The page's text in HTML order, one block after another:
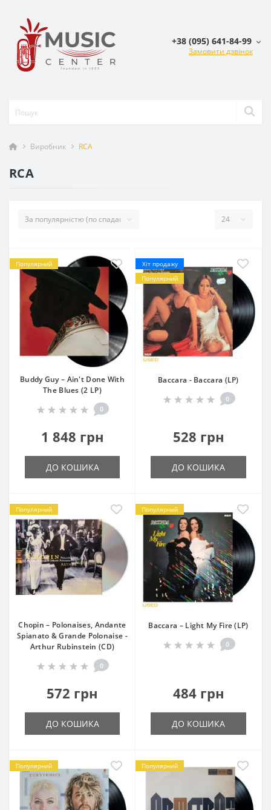
+38 (095) 641-84-99
Замовити дзвінок
Виробник RCA
RCA
Популярний
Buddy Guy – Ain't Done With
The Blues (2 LP)
0
1 848 грн
ДО КОШИКА
Хіт продажу
Популярний
Baccara - Baccara (LP)
0
528 грн
ДО КОШИКА
Популярний
Chopin – Polonaises, Andante
Spianato & Grande Polonaise -
Arthur Rubinstein (CD)
0
572 грн
ДО КОШИКА
Популярний
Baccara – Light My Fire (LP)
0
484 грн
ДО КОШИКА
Популярний Популярний